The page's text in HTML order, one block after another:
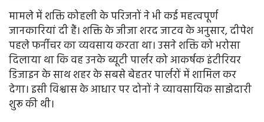
मामले में शक्ति कोहली के परिजनों ने भी कई महत्वपूर्ण
जानकारियां दी हैं। शक्ति के जीजा शरद जाटव के अनुसार, दीपेश
पहले फर्नीचर का व्यवसाय करता था। उसने शक्ति को भरोसा
दिलाया था कि वह उनके ब्यूटी पार्लर को आकर्षक इंटीरियर
डिजाइन के साथ शहर के सबसे बेहतर पार्लरों में शामिल कर
देगा। इसी विश्वास के आधार पर दोनों ने व्यावसायिक साझेदारी
शुरू की थी।